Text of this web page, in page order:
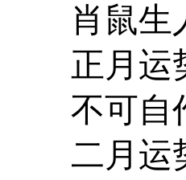
肖鼠生
正月运
不可自
二月运